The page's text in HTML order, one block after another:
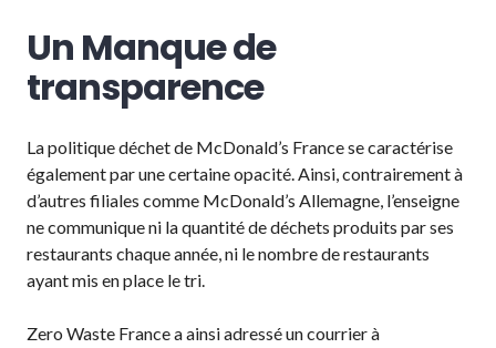
Un Manque de
transparence
La politique déchet de McDonald’s France se caractérise
également par une certaine opacité. Ainsi, contrairement à
d’autres filiales comme McDonald’s Allemagne, l’enseigne
ne communique ni la quantité de déchets produits par ses
restaurants chaque année, ni le nombre de restaurants
ayant mis en place le tri.
Zero Waste France a ainsi adressé un courrier à